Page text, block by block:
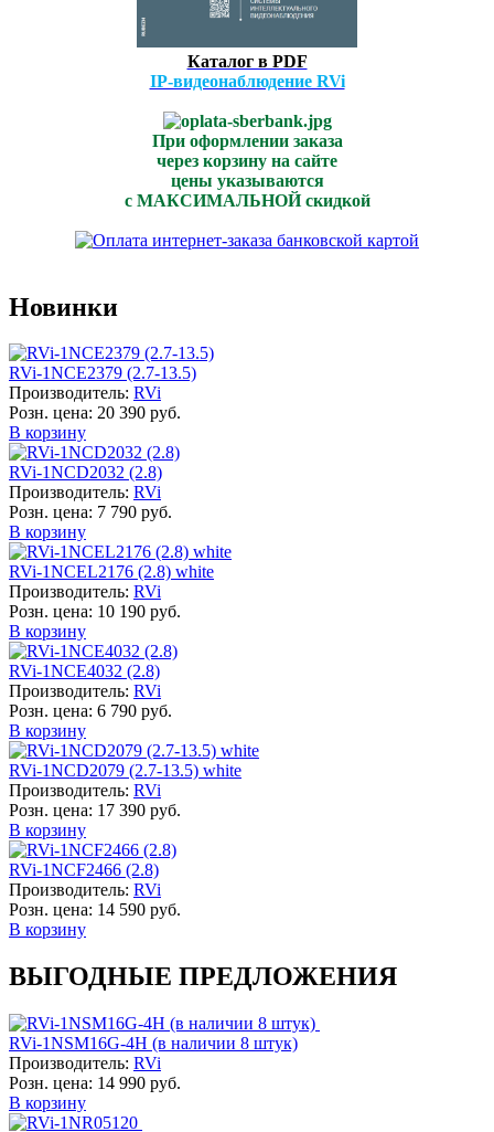
Каталог в PDF
IP-видеонаблюдение RVi
При оформлении заказа
через корзину на сайте
цены указываются
с МАКСИМАЛЬНОЙ скидкой
Новинки
RVi-1NCE2379 (2.7-13.5)
Производитель: RVi
Розн. цена: 20 390 руб.
В корзину
RVi-1NCD2032 (2.8)
Производитель: RVi
Розн. цена: 7 790 руб.
В корзину
RVi-1NCEL2176 (2.8) white
Производитель: RVi
Розн. цена: 10 190 руб.
В корзину
RVi-1NCE4032 (2.8)
Производитель: RVi
Розн. цена: 6 790 руб.
В корзину
RVi-1NCD2079 (2.7-13.5) white
Производитель: RVi
Розн. цена: 17 390 руб.
В корзину
RVi-1NCF2466 (2.8)
Производитель: RVi
Розн. цена: 14 590 руб.
В корзину
ВЫГОДНЫЕ ПРЕДЛОЖЕНИЯ
RVi-1NSM16G-4H (в наличии 8 штук)
Производитель: RVi
Розн. цена: 14 990 руб.
В корзину